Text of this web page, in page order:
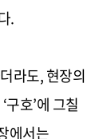
.
라도, 현장의
호’에 그칠
에서는